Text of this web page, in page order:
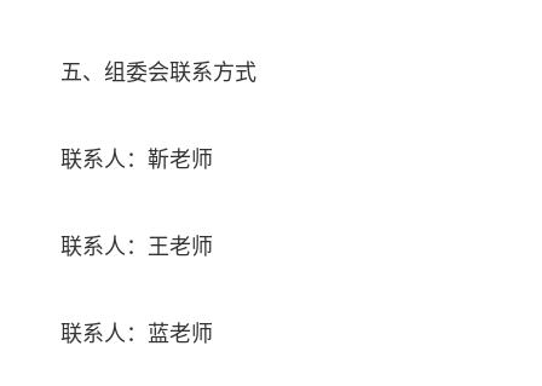
五、组委会联系方式
联系人：靳老师
联系人：王老师
联系人：蓝老师